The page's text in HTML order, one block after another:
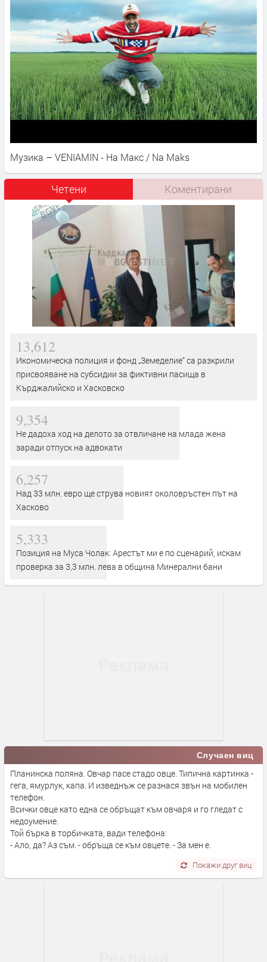
Музика – VENIAMIN - На Макс / Na Maks
Четени Коментирани
13,612
Икономическа полиция и фонд „Земеделие“ са разкрили
присвояване на субсидии за фиктивни пасища в
Кърджалийско и Хасковско
9,354
Не дадоха ход на делото за отвличане на млада жена
заради отпуск на адвокати
6,257
Над 33 млн. евро ще струва новият околовръстен път на
Хасково
5,333
Позиция на Муса Чолак: Арестът ми е по сценарий, искам
проверка за 3,3 млн. лева в община Минерални бани
Случаен виц
Планинска поляна. Овчар пасе стадо овце. Типична картинка -
гега, ямурлук, капа. И изведнъж се разнася звън на мобилен
телефон.
Всички овце като една се обръщат към овчаря и го гледат с
недоумение.
Той бърка в торбичката, вади телефона:
- Ало, да? Аз съм. - обръща се към овцете. - За мен е.
Покажи друг виц